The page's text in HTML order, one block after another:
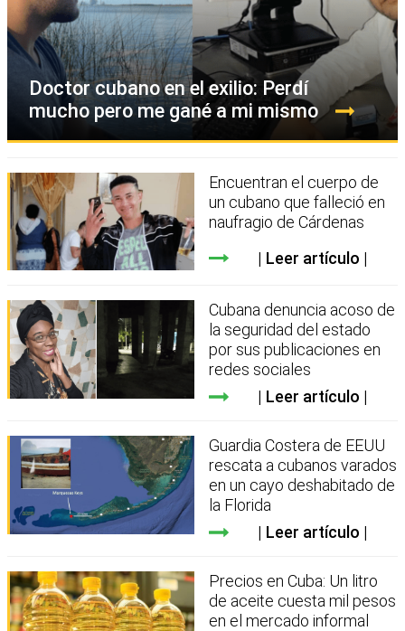
Doctor cubano en el exilio: Perdí
mucho pero me gané a mi mismo
Encuentran el cuerpo de
un cubano que falleció en
naufragio de Cárdenas
Leer artículo
Cubana denuncia acoso de
la seguridad del estado
por sus publicaciones en
redes sociales
Leer artículo
Guardia Costera de EEUU
rescata a cubanos varados
en un cayo deshabitado de
la Florida
Leer artículo
Precios en Cuba: Un litro
de aceite cuesta mil pesos
en el mercado informal